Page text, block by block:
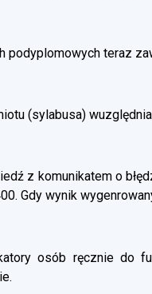
podyplomowych teraz
(sylabusa)
z komunikatem o
Gdy wynik
osób ręcznie do